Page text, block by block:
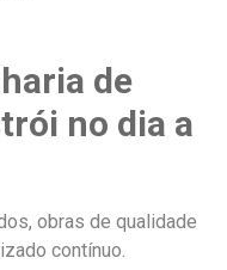
de
no dia a
obras de qualidade
contínuo.